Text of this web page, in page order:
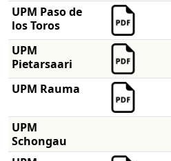
UPM Paso de
los Toros
UPM
Pietarsaari
UPM Rauma
UPM
Schongau